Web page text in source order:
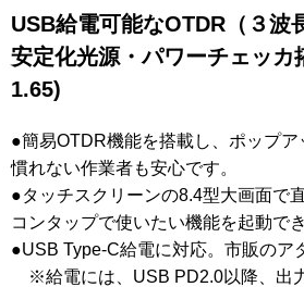
USB給電可能なOTDR（３波
安定化光源・パワーチェッ
1.65)
●簡易OTDR機能を搭載し、ポップ
慣れない作業者も安心です。
●タッチスクリーンの8.4型大画面で
コンタップで使いたい機能を起動でき
●USB Type-C給電に対応。市販のア
※給電には、USB PD2.0以降、出